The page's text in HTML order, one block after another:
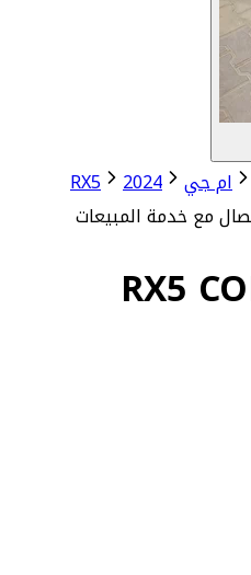
ام جي RX5
2024
مع خدمة المبيعات